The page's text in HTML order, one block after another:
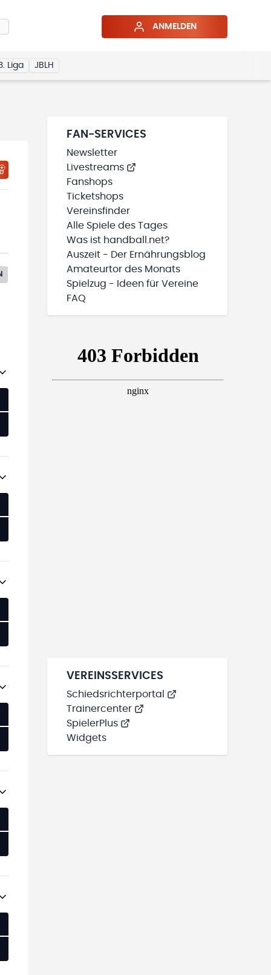
ANMELDEN
Liga JBLH
FAN-SERVICES
Newsletter
Livestreams
Fanshops
Ticketshops
Vereinsfinder
Alle Spiele des Tages
Was ist handball.net?
Auszeit - Der Ernährungsblog
Amateurtor des Monats
Spielzug - Ideen für Vereine
FAQ
VEREINSSERVICES
Schiedsrichterportal
Trainercenter
SpielerPlus
Widgets